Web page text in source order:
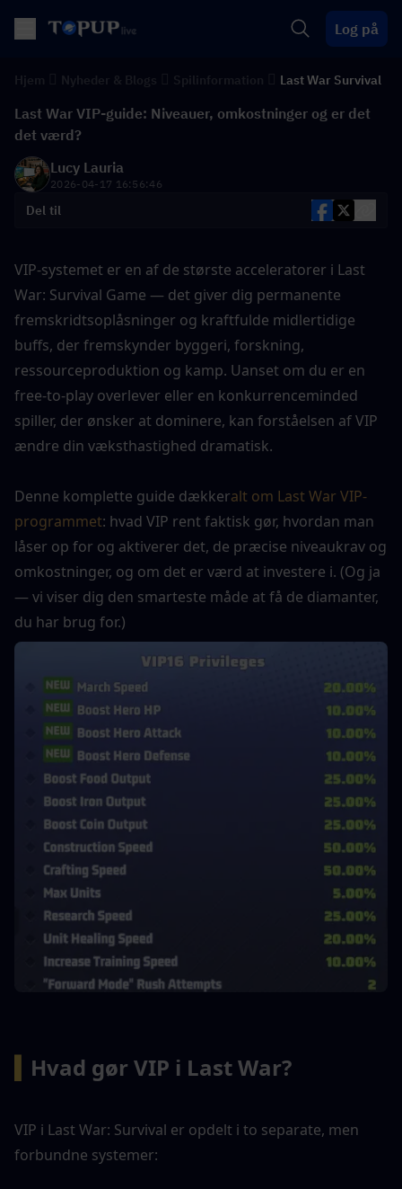
Log på
Last War Survival
Last War VIP-guide: Niveauer, omkostninger og er det
det værd?
Lucy Lauria
2026-04-17 16:56:46
Del til
VIP-systemet er en af de største acceleratorer i Last
War: Survival Game — det giver dig permanente
fremskridtsoplåsninger og kraftfulde midlertidige
buffs, der fremskynder byggeri, forskning,
ressourceproduktion og kamp. Uanset om du er en
free-to-play overlever eller en konkurrenceminded
spiller, der ønsker at dominere, kan forståelsen af VIP
ændre din væksthastighed dramatisk.
Denne komplette guide dækkeralt om Last War VIP-
programmet: hvad VIP rent faktisk gør, hvordan man
låser op for og aktiverer det, de præcise niveaukrav og
omkostninger, og om det er værd at investere i. (Og ja
— vi viser dig den smarteste måde at få de diamanter,
du har brug for.)
Hvad gør VIP i Last War?
VIP i Last War: Survival er opdelt i to separate, men
forbundne systemer: